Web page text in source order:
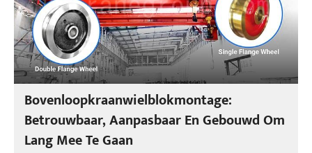
Bovenloopkraanwielblokmontage:
Betrouwbaar, Aanpasbaar En Gebouwd Om
Lang Mee Te Gaan